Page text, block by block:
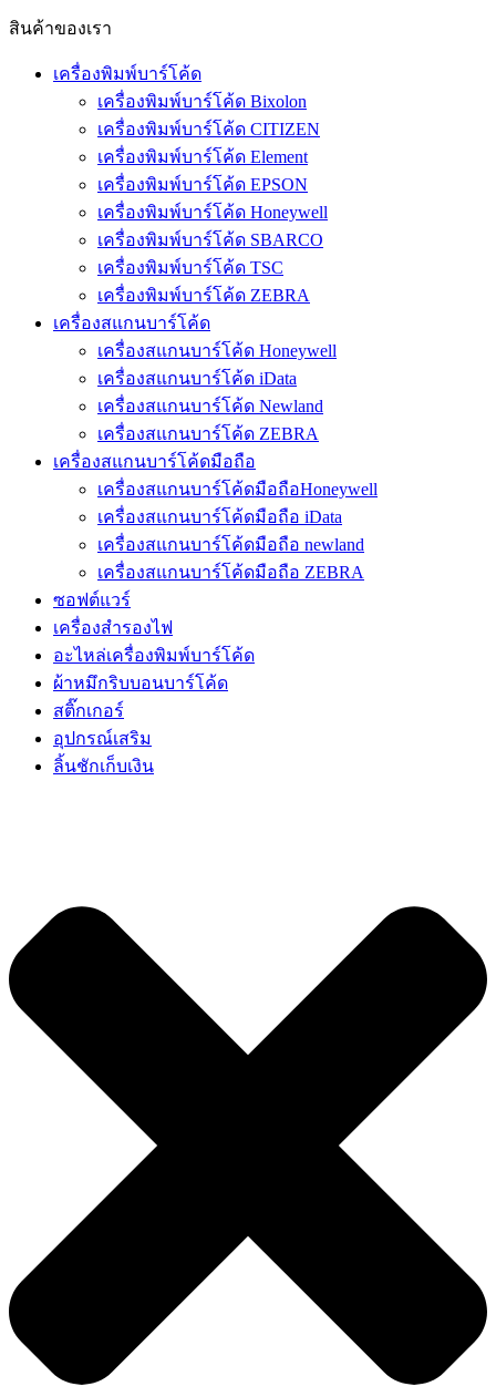
สินค้าของเรา
เครื่องพิมพ์บาร์โค้ด
เครื่องพิมพ์บาร์โค้ด Bixolon
เครื่องพิมพ์บาร์โค้ด CITIZEN
เครื่องพิมพ์บาร์โค้ด Element
เครื่องพิมพ์บาร์โค้ด EPSON
เครื่องพิมพ์บาร์โค้ด Honeywell
เครื่องพิมพ์บาร์โค้ด SBARCO
เครื่องพิมพ์บาร์โค้ด TSC
เครื่องพิมพ์บาร์โค้ด ZEBRA
เครื่องสแกนบาร์โค้ด
เครื่องสแกนบาร์โค้ด Honeywell
เครื่องสแกนบาร์โค้ด iData
เครื่องสแกนบาร์โค้ด Newland
เครื่องสแกนบาร์โค้ด ZEBRA
เครื่องสแกนบาร์โค้ดมือถือ
เครื่องสแกนบาร์โค้ดมือถือHoneywell
เครื่องสแกนบาร์โค้ดมือถือ iData
เครื่องสแกนบาร์โค้ดมือถือ newland
เครื่องสแกนบาร์โค้ดมือถือ ZEBRA
ซอฟต์แวร์
เครื่องสำรองไฟ
อะไหล่เครื่องพิมพ์บาร์โค้ด
ผ้าหมึกริบบอนบาร์โค้ด
สติ๊กเกอร์
อุปกรณ์เสริม
ลิ้นชักเก็บเงิน